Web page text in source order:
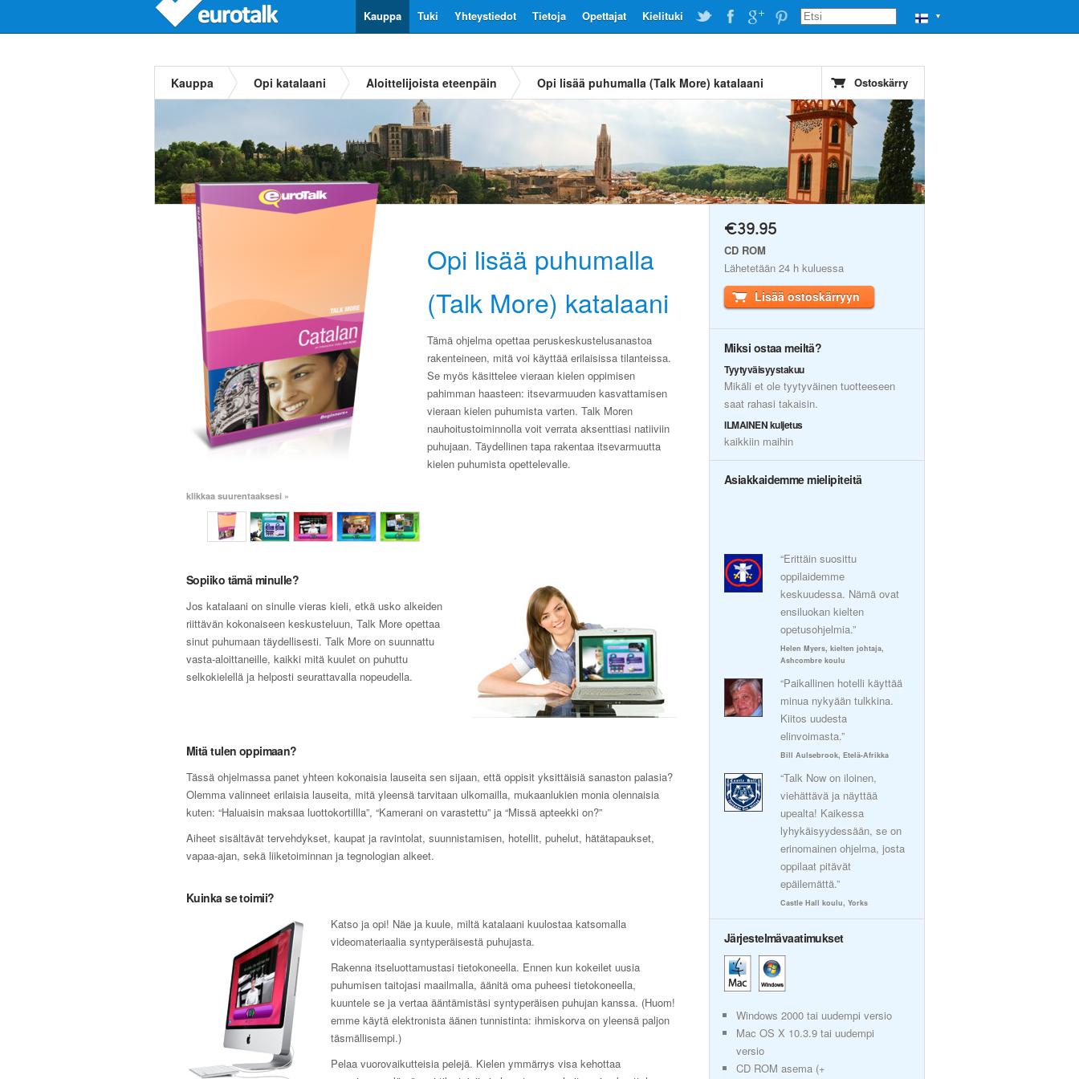
▼
Kielituki
Opettajat
Tietoja
Yhteystiedot
Tuki
Kauppa
Kauppa Opi katalaani Aloittelijoista eteenpäin Opi lisää puhumalla (Talk More) katalaani Ostoskärry
Opi lisää puhumalla
(Talk More) katalaani
Tämä ohjelma opettaa peruskeskustelusanastoa
rakenteineen, mitä voi käyttää erilaisissa tilanteissa.
Se myös käsittelee vieraan kielen oppimisen
pahimman haasteen: itsevarmuuden kasvattamisen
vieraan kielen puhumista varten. Talk Moren
nauhoitustoiminnolla voit verrata aksenttiasi natiiviin
puhujaan. Täydellinen tapa rakentaa itsevarmuutta
kielen puhumista opettelevalle.
klikkaa suurentaaksesi »
Sopiiko tämä minulle?
Jos katalaani on sinulle vieras kieli, etkä usko alkeiden
riittävän kokonaiseen keskusteluun, Talk More opettaa
sinut puhumaan täydellisesti. Talk More on suunnattu
vasta-aloittaneille, kaikki mitä kuulet on puhuttu
selkokielellä ja helposti seurattavalla nopeudella.
Mitä tulen oppimaan?
Tässä ohjelmassa panet yhteen kokonaisia lauseita sen sijaan, että oppisit yksittäisiä sanaston palasia?
Olemma valinneet erilaisia lauseita, mitä yleensä tarvitaan ulkomailla, mukaanlukien monia olennaisia
kuten: “Haluaisin maksaa luottokortillla”, “Kamerani on varastettu” ja “Missä apteekki on?”
Aiheet sisältävät tervehdykset, kaupat ja ravintolat, suunnistamisen, hotellit, puhelut, hätätapaukset,
vapaa-ajan, sekä liiketoiminnan ja tegnologian alkeet.
Kuinka se toimii?
Katso ja opi! Näe ja kuule, miltä katalaani kuulostaa katsomalla
videomateriaalia syntyperäisestä puhujasta.
Rakenna itseluottamustasi tietokoneella. Ennen kun kokeilet uusia
puhumisen taitojasi maailmalla, äänitä oma puheesi tietokoneella,
kuuntele se ja vertaa ääntämistäsi syntyperäisen puhujan kanssa. (Huom!
emme käytä elektronista äänen tunnistinta: ihmiskorva on yleensä paljon
täsmällisempi.)
Pelaa vuorovaikutteisia pelejä. Kielen ymmärrys visa kehottaa
€39.95
CD ROM
Lähetetään 24 h kuluessa
Lisää ostoskärryyn
Miksi ostaa meiltä?
Tyytyväisyystakuu
Mikäli et ole tyytyväinen tuotteeseen
saat rahasi takaisin.
ILMAINEN kuljetus
kaikkiin maihin
Asiakkaidemme mielipiteitä
“Erittäin suosittu
oppilaidemme
keskuudessa. Nämä ovat
ensiluokan kielten
opetusohjelmia.”
Helen Myers, kielten johtaja,
Ashcombre koulu
“Paikallinen hotelli käyttää
minua nykyään tulkkina.
Kiitos uudesta
elinvoimasta.”
Bill Aulsebrook, Etelä-Afrikka
“Talk Now on iloinen,
viehättävä ja näyttää
upealta! Kaikessa
lyhykäisyydessään, se on
erinomainen ohjelma, josta
oppilaat pitävät
epäilemättä.”
Castle Hall koulu, Yorks
Järjestelmävaatimukset
Windows 2000 tai uudempi versio
Mac OS X 10.3.9 tai uudempi
versio
CD ROM asema (+